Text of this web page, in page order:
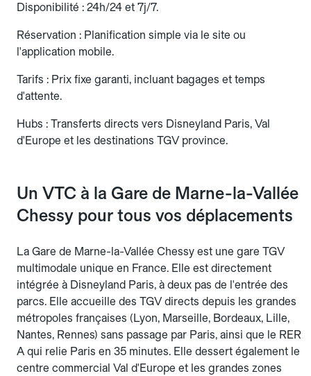
Disponibilité : 24h/24 et 7j/7.
Réservation : Planification simple via le site ou
l'application mobile.
Tarifs : Prix fixe garanti, incluant bagages et temps
d'attente.
Hubs : Transferts directs vers Disneyland Paris, Val
d'Europe et les destinations TGV province.
Un VTC à la Gare de Marne-la-Vallée
Chessy pour tous vos déplacements
La Gare de Marne-la-Vallée Chessy est une gare TGV
multimodale unique en France. Elle est directement
intégrée à Disneyland Paris, à deux pas de l'entrée des
parcs. Elle accueille des TGV directs depuis les grandes
métropoles françaises (Lyon, Marseille, Bordeaux, Lille,
Nantes, Rennes) sans passage par Paris, ainsi que le RER
A qui relie Paris en 35 minutes. Elle dessert également le
centre commercial Val d'Europe et les grandes zones